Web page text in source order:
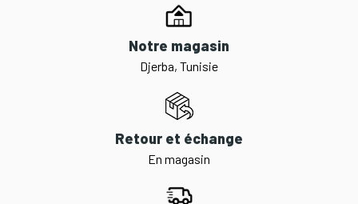
Notre magasin
Djerba, Tunisie
Retour et échange
En magasin